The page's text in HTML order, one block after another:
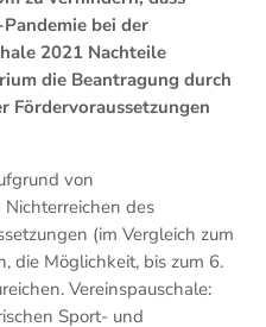
bei der
2021 Nachteile
die Beantragung durch
Fördervoraussetzungen
von
des
(im Vergleich zum
die Möglichkeit, bis zum 6.
Vereinspauschale:
Sport- und